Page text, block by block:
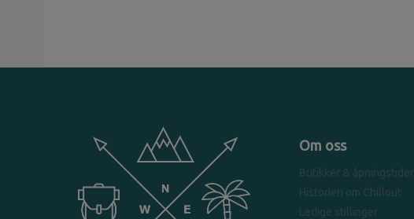
Om oss
Butikker & åpningstider
Historien om Chillout
Ledige stillinger